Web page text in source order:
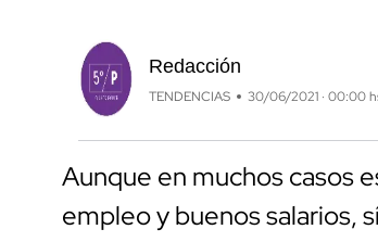
Redacción
TENDENCIAS 30/06/2021 · 00:00
Aunque en muchos casos
empleo y buenos salarios,